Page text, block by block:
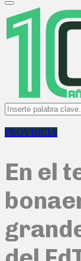
Primary
Menu
Search
for:
PROVINCIA
En el